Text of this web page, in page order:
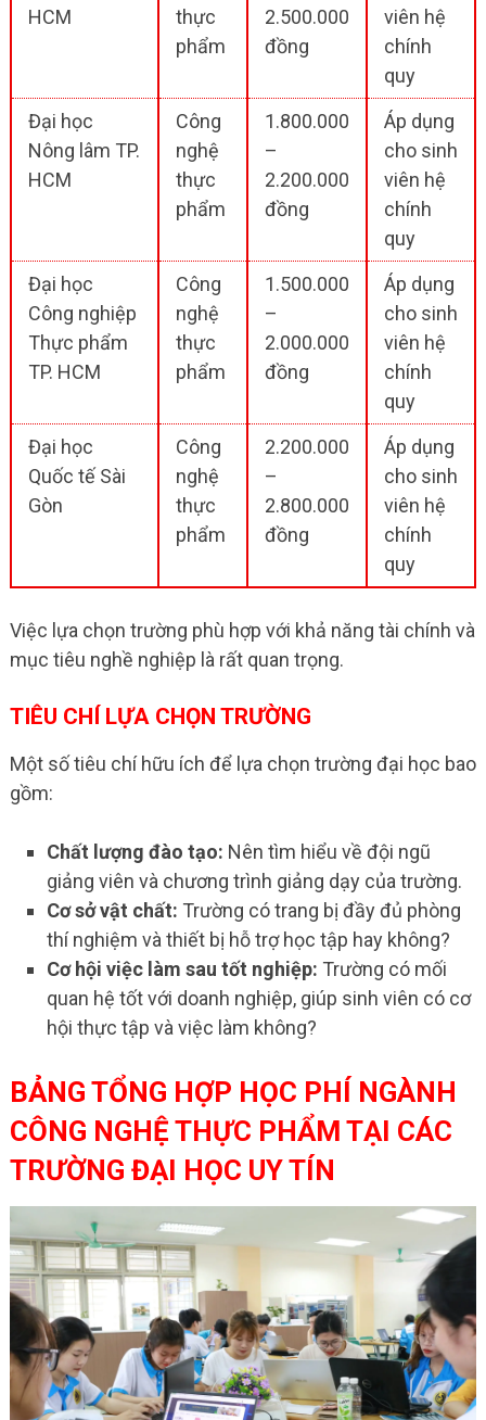
HCM
thực
phẩm
2.500.000
đồng
viên hệ
chính
quy
Đại học
Nông lâm TP.
HCM
Công
nghệ
thực
phẩm
1.800.000
–
2.200.000
đồng
Áp dụng
cho sinh
viên hệ
chính
quy
Đại học
Công nghiệp
Thực phẩm
TP. HCM
Công
nghệ
thực
phẩm
1.500.000
–
2.000.000
đồng
Áp dụng
cho sinh
viên hệ
chính
quy
Đại học
Quốc tế Sài
Gòn
Công
nghệ
thực
phẩm
2.200.000
–
2.800.000
đồng
Áp dụng
cho sinh
viên hệ
chính
quy
Việc lựa chọn trường phù hợp với khả năng tài chính và
mục tiêu nghề nghiệp là rất quan trọng.
TIÊU CHÍ LỰA CHỌN TRƯỜNG
Một số tiêu chí hữu ích để lựa chọn trường đại học bao
gồm:
Chất lượng đào tạo: Nên tìm hiểu về đội ngũ
giảng viên và chương trình giảng dạy của trường.
Cơ sở vật chất: Trường có trang bị đầy đủ phòng
thí nghiệm và thiết bị hỗ trợ học tập hay không?
Cơ hội việc làm sau tốt nghiệp: Trường có mối
quan hệ tốt với doanh nghiệp, giúp sinh viên có cơ
hội thực tập và việc làm không?
BẢNG TỔNG HỢP HỌC PHÍ NGÀNH
CÔNG NGHỆ THỰC PHẨM TẠI CÁC
TRƯỜNG ĐẠI HỌC UY TÍN